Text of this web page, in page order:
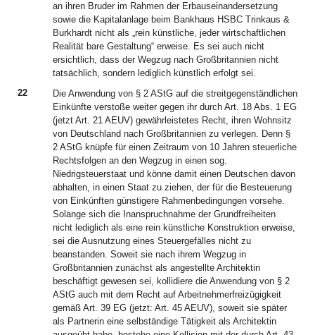
an ihren Bruder im Rahmen der Erbauseinandersetzung
sowie die Kapitalanlage beim Bankhaus HSBC Trinkaus &
Burkhardt nicht als „rein künstliche, jeder wirtschaftlichen
Realität bare Gestaltung“ erweise. Es sei auch nicht
ersichtlich, dass der Wegzug nach Großbritannien nicht
tatsächlich, sondern lediglich künstlich erfolgt sei.
22
Die Anwendung von § 2 AStG auf die streitgegenständlichen
Einkünfte verstoße weiter gegen ihr durch Art. 18 Abs. 1 EG
(jetzt Art. 21 AEUV) gewährleistetes Recht, ihren Wohnsitz
von Deutschland nach Großbritannien zu verlegen. Denn §
2 AStG knüpfe für einen Zeitraum von 10 Jahren steuerliche
Rechtsfolgen an den Wegzug in einen sog.
Niedrigsteuerstaat und könne damit einen Deutschen davon
abhalten, in einen Staat zu ziehen, der für die Besteuerung
von Einkünften günstigere Rahmenbedingungen vorsehe.
Solange sich die Inanspruchnahme der Grundfreiheiten
nicht lediglich als eine rein künstliche Konstruktion erweise,
sei die Ausnutzung eines Steuergefälles nicht zu
beanstanden. Soweit sie nach ihrem Wegzug in
Großbritannien zunächst als angestellte Architektin
beschäftigt gewesen sei, kollidiere die Anwendung von § 2
AStG auch mit dem Recht auf Arbeitnehmerfreizügigkeit
gemäß Art. 39 EG (jetzt: Art. 45 AEUV), soweit sie später
als Partnerin eine selbständige Tätigkeit als Architektin